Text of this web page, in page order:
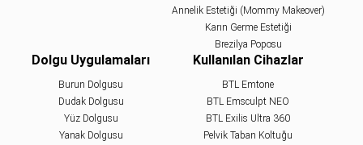
Annelik Estetiği (Mommy Makeover)
Karın Germe Estetiği
Brezilya Poposu
Dolgu Uygulamaları
Burun Dolgusu
Dudak Dolgusu
Yüz Dolgusu
Yanak Dolgusu
Kullanılan Cihazlar
BTL Emtone
BTL Emsculpt NEO
BTL Exilis Ultra 360
Pelvik Taban Koltuğu